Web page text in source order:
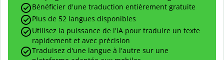
Bénéficier d'une traduction entièrement gratuite
Plus de 52 langues disponibles
Utilisez la puissance de l'IA pour traduire un texte
rapidement et avec précision
Traduisez d'une langue à l'autre sur une